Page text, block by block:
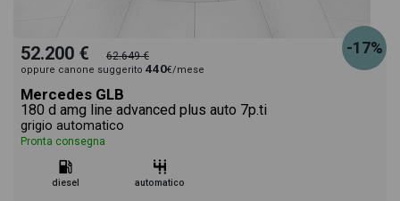
-17%
52.200 € 62.649 €
oppure canone suggerito 440€/mese
Mercedes GLB
180 d amg line advanced plus auto 7p.ti
grigio automatico
Pronta consegna
diesel automatico